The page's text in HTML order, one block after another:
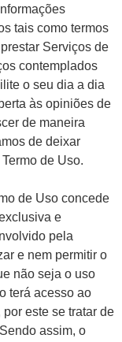
tais como termos
Serviços de
contemplados
o seu dia a dia
às opiniões de
de maneira
de deixar
de Uso.
de Uso concede
e
pela
e nem permitir o
não seja o uso
terá acesso ao
este se tratar de
assim, o